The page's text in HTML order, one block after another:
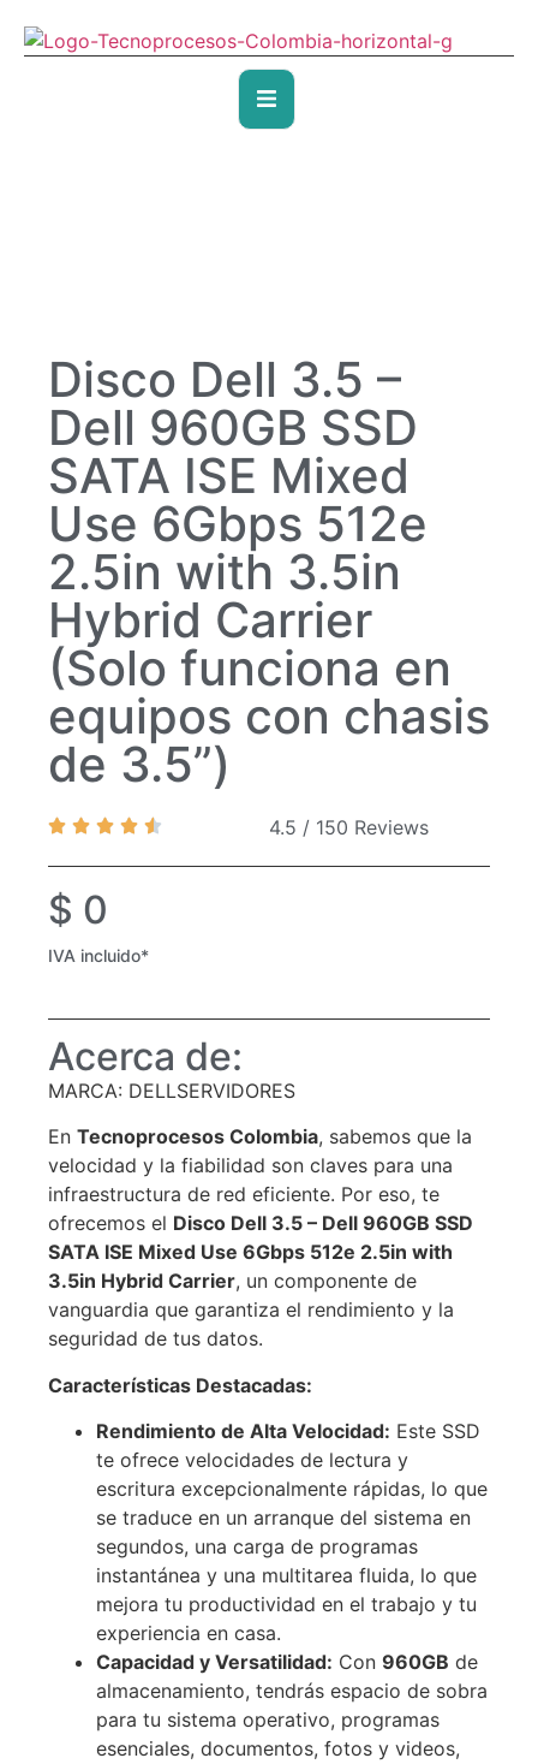
Disco Dell 3.5 –
Dell 960GB SSD
SATA ISE Mixed
Use 6Gbps 512e
2.5in with 3.5in
Hybrid Carrier
(Solo funciona en
equipos con chasis
de 3.5”)
4.5 / 150 Reviews
$ 0
IVA incluido*
Acerca de:
MARCA: DELLSERVIDORES
En Tecnoprocesos Colombia, sabemos que la
velocidad y la fiabilidad son claves para una
infraestructura de red eficiente. Por eso, te
ofrecemos el Disco Dell 3.5 – Dell 960GB SSD
SATA ISE Mixed Use 6Gbps 512e 2.5in with
3.5in Hybrid Carrier, un componente de
vanguardia que garantiza el rendimiento y la
seguridad de tus datos.
Características Destacadas:
Rendimiento de Alta Velocidad: Este SSD
te ofrece velocidades de lectura y
escritura excepcionalmente rápidas, lo que
se traduce en un arranque del sistema en
segundos, una carga de programas
instantánea y una multitarea fluida, lo que
mejora tu productividad en el trabajo y tu
experiencia en casa.
Capacidad y Versatilidad: Con 960GB de
almacenamiento, tendrás espacio de sobra
para tu sistema operativo, programas
esenciales, documentos, fotos y videos,